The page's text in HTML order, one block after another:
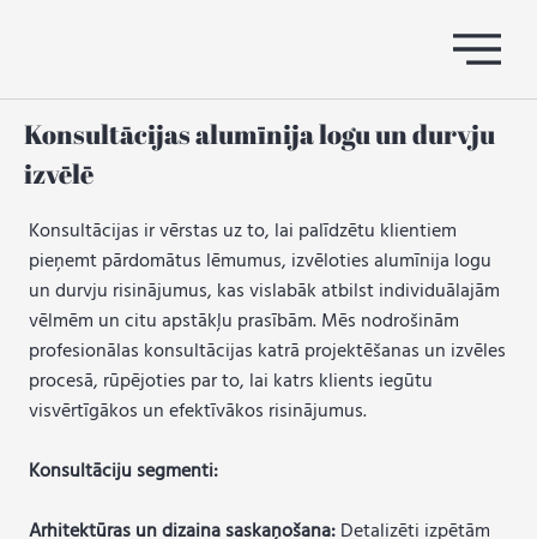
Konsultācijas alumīnija logu un durvju
izvēlē
Konsultācijas ir vērstas uz to, lai palīdzētu klientiem
pieņemt pārdomātus lēmumus, izvēloties alumīnija logu
un durvju risinājumus, kas vislabāk atbilst individuālajām
vēlmēm un citu apstākļu prasībām. Mēs nodrošinām
profesionālas konsultācijas katrā projektēšanas un izvēles
procesā, rūpējoties par to, lai katrs klients iegūtu
visvērtīgākos un efektīvākos risinājumus.
Konsultāciju segmenti:
Arhitektūras un dizaina saskaņošana:Detalizēti izpētām